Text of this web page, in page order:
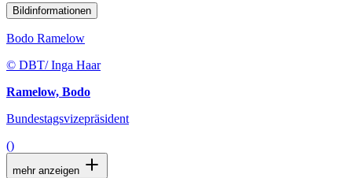
Bildinformationen
Bodo Ramelow
© DBT/ Inga Haar
Ramelow, Bodo
Bundestagsvizepräsident
()
mehr anzeigen